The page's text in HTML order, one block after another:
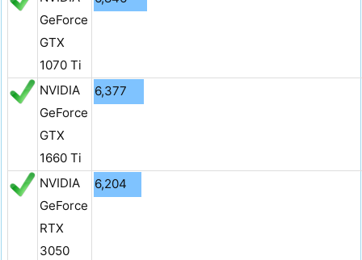
GeForce
GTX
1070 Ti
NVIDIA
GeForce
GTX
1660 Ti
6,377
NVIDIA
GeForce
RTX
3050
6,204